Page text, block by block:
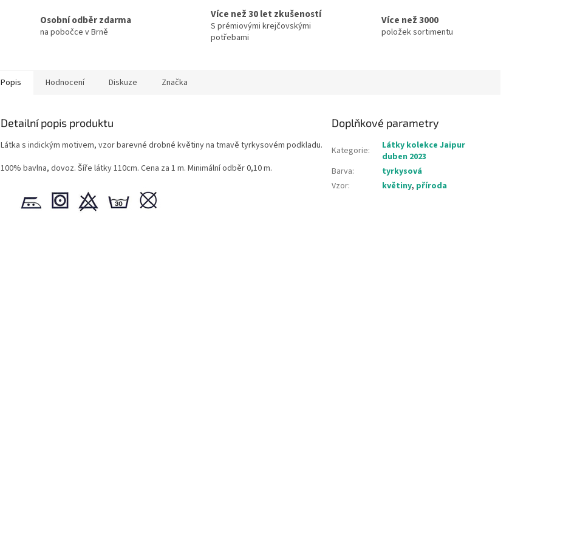
Osobní odběr zdarma
na pobočce v Brně
Více než 30 let zkušeností
S prémiovými krejčovskými
potřebami
Více než 3000
položek sortimentu
Popis Hodnocení Diskuze Značka
Detailní popis produktu
Látka s indickým motivem, vzor barevné drobné květiny na tmavě tyrkysovém podkladu.
100% bavlna, dovoz. Šíře látky 110cm. Cena za 1 m. Minimální odběr 0,10 m.
Doplňkové parametry
Kategorie:
Látky kolekce Jaipur
duben 2023
Barva:
tyrkysová
Vzor: květiny, příroda